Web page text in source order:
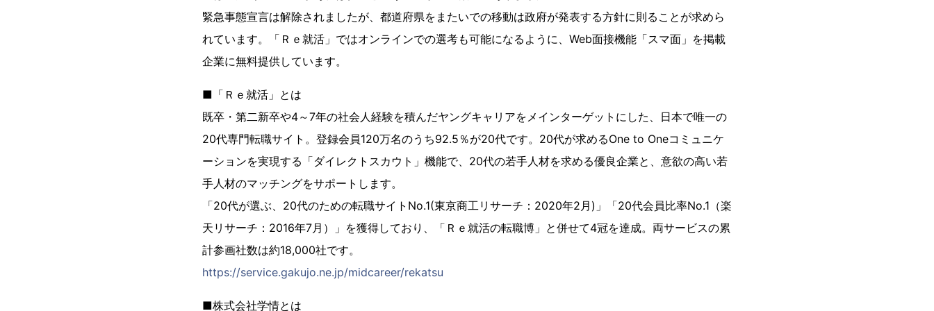
緊急事態宣言は解除されましたが、都道府県をまたいでの移動は政府が発表する方針に則ることが求めら
れています。「Ｒｅ就活」ではオンラインでの選考も可能になるように、Web面接機能「スマ面」を掲載
企業に無料提供しています。
■「Ｒｅ就活」とは
既卒・第二新卒や4～7年の社会人経験を積んだヤングキャリアをメインターゲットにした、日本で唯一の
20代専門転職サイト。登録会員120万名のうち92.5％が20代です。20代が求めるOne to Oneコミュニケ
ーションを実現する「ダイレクトスカウト」機能で、20代の若手人材を求める優良企業と、意欲の高い若
手人材のマッチングをサポートします。
「20代が選ぶ、20代のための転職サイトNo.1(東京商工リサーチ：2020年2月)」「20代会員比率No.1（楽
天リサーチ：2016年7月）」を獲得しており、「Ｒｅ就活の転職博」と併せて4冠を達成。両サービスの累
計参画社数は約18,000社です。
https://service.gakujo.ne.jp/midcareer/rekatsu
■株式会社学情とは